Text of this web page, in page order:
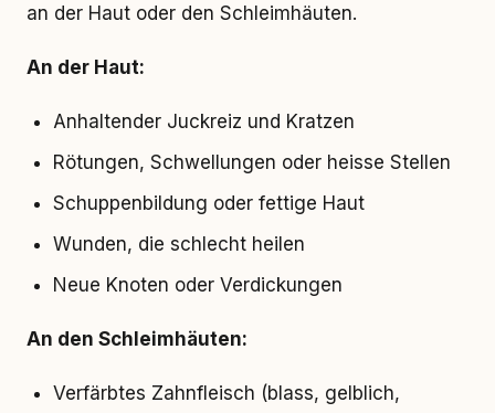
an der Haut oder den Schleimhäuten.
An der Haut:
Anhaltender Juckreiz und Kratzen
Rötungen, Schwellungen oder heisse Stellen
Schuppenbildung oder fettige Haut
Wunden, die schlecht heilen
Neue Knoten oder Verdickungen
An den Schleimhäuten:
Verfärbtes Zahnfleisch (blass, gelblich,